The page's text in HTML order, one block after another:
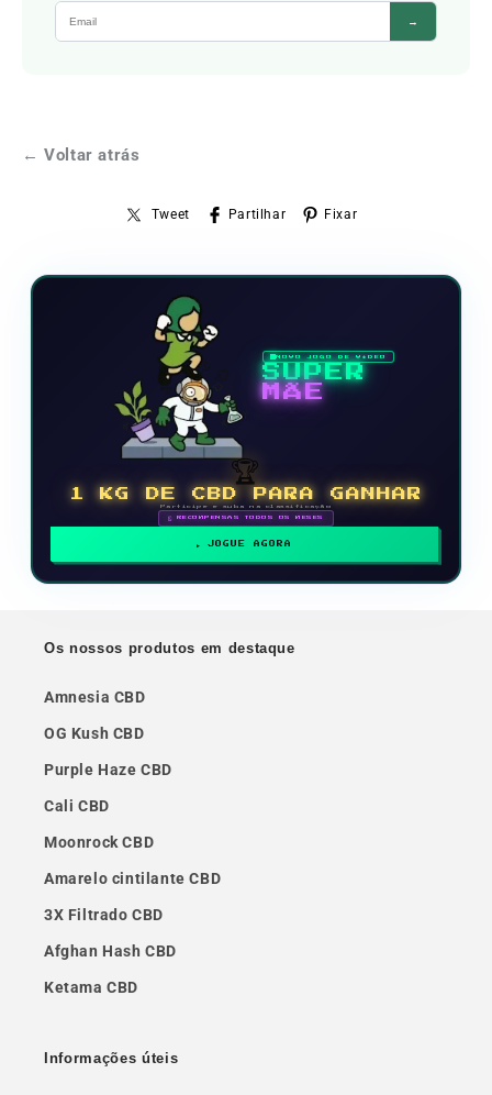
→
← Voltar atrás
Tweet Partilhar Fixar
NOVO JOGO DE VÍDEO
SUPER
MÃE
🏆
1 KG DE CBD PARA GANHAR
Participe e suba na classificação
🗓 RECOMPENSAS TODOS OS MESES
JOGUE AGORA
Os nossos produtos em destaque
Amnesia CBD
OG Kush CBD
Purple Haze CBD
Cali CBD
Moonrock CBD
Amarelo cintilante CBD
3X Filtrado CBD
Afghan Hash CBD
Ketama CBD
Informações úteis